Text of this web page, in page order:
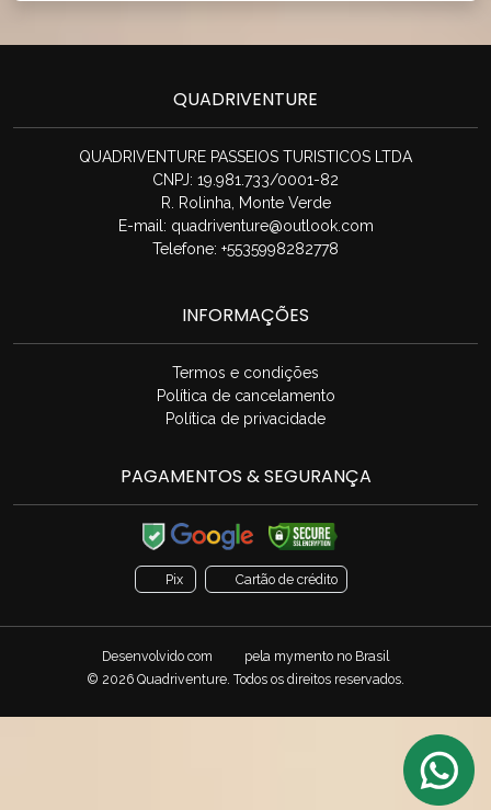
QUADRIVENTURE
QUADRIVENTURE PASSEIOS TURISTICOS LTDA
CNPJ: 19.981.733/0001-82
R. Rolinha, Monte Verde
E-mail: quadriventure@outlook.com
Telefone: +5535998282778
INFORMAÇÕES
Termos e condições
Política de cancelamento
Política de privacidade
PAGAMENTOS & SEGURANÇA
Pix Cartão de crédito
Desenvolvido com pela mymento no Brasil
© 2026 Quadriventure. Todos os direitos reservados.